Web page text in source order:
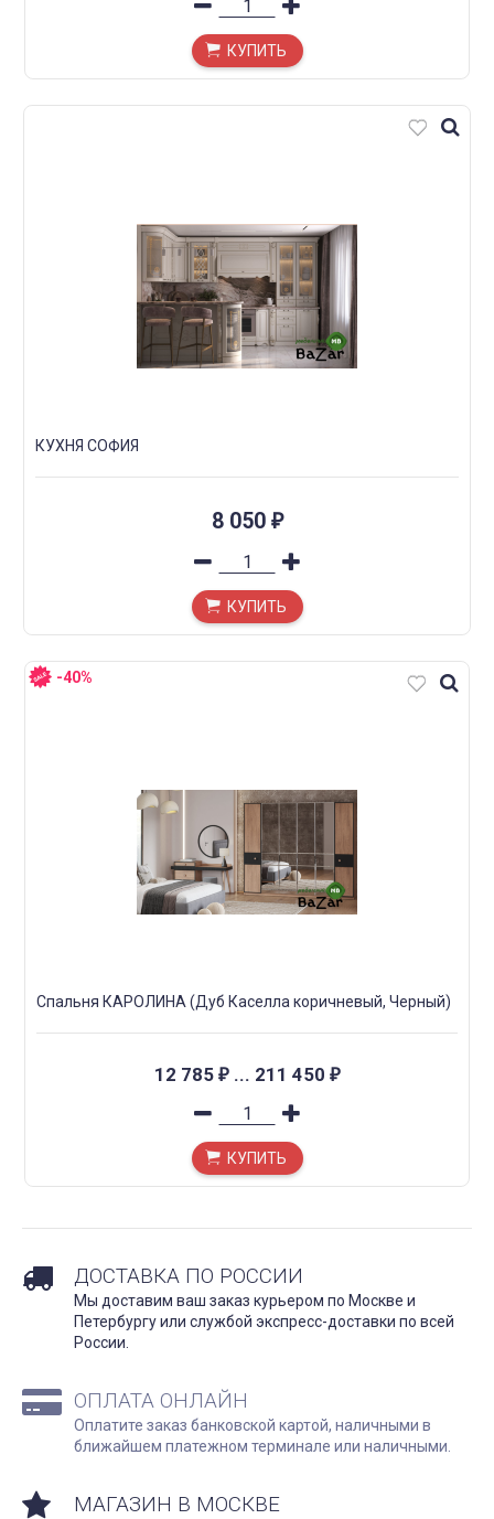
КУПИТЬ
КУХНЯ СОФИЯ
8 050 ₽
КУПИТЬ
-40%
Спальня КАРОЛИНА (Дуб Каселла коричневый, Черный)
12 785 ₽... 211 450 ₽
КУПИТЬ
ДОСТАВКА ПО РОССИИ
Мы доставим ваш заказ курьером по Москве и
Петербургу или службой экспресс-доставки по всей
России.
ОПЛАТА ОНЛАЙН
Оплатите заказ банковской картой, наличными в
ближайшем платежном терминале или наличными.
МАГАЗИН В МОСКВЕ